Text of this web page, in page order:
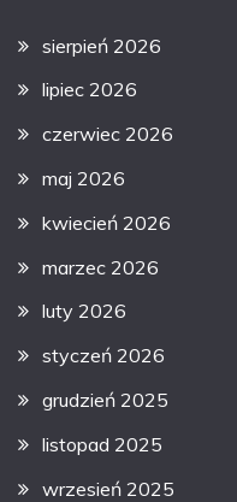
sierpień 2026
lipiec 2026
czerwiec 2026
maj 2026
kwiecień 2026
marzec 2026
luty 2026
styczeń 2026
grudzień 2025
listopad 2025
wrzesień 2025